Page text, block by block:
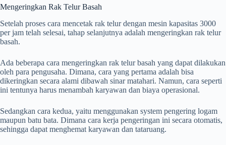
Mengeringkan Rak Telur Basah
Setelah proses cara mencetak rak telur dengan mesin kapasitas 3000
per jam telah selesai, tahap selanjutnya adalah mengeringkan rak telur
basah.
Ada beberapa cara mengeringkan rak telur basah yang dapat dilakukan
oleh para pengusaha. Dimana, cara yang pertama adalah bisa
dikeringkan secara alami dibawah sinar matahari. Namun, cara seperti
ini tentunya harus menambah karyawan dan biaya operasional.
Sedangkan cara kedua, yaitu menggunakan system pengering logam
maupun batu bata. Dimana cara kerja pengeringan ini secara otomatis,
sehingga dapat menghemat karyawan dan tataruang.